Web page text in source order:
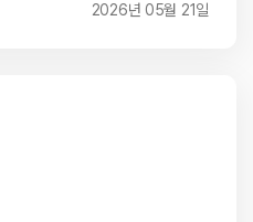
2026년 05월 21일